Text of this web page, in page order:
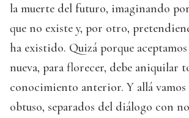
la muerte del futuro, imaginando
que no existe y, por otro,
ha existido. Quizá porque
nueva, para florecer, debe aniquilar
conocimiento anterior. Y allá
obtuso, separados del diálogo con